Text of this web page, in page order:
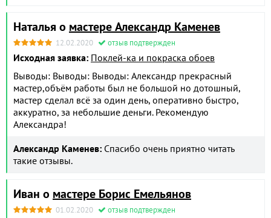
Наталья о мастере Александр Каменев
12.02.2020 отзыв подтвержден
Исходная заявка: Поклей-ка и покраска обоев
Выводы: Выводы: Выводы: Александр прекрасный
мастер,объём работы был не большой но дотошный,
мастер сделал всё за один день, оперативно быстро,
аккуратно, за небольшие деньги. Рекомендую
Александра!
Александр Каменев: Спасибо очень приятно читать
такие отзывы.
Иван о мастере Борис Емельянов
01.02.2020 отзыв подтвержден